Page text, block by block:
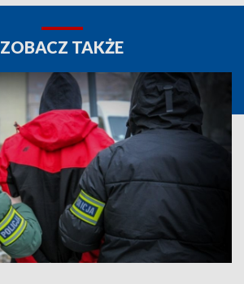
ZOBACZ TAKŻE